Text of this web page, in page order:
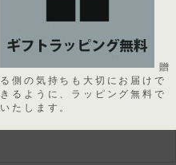
贈
る側の気持ちも大切にお届けで
きるように、ラッピング無料で
いたします。